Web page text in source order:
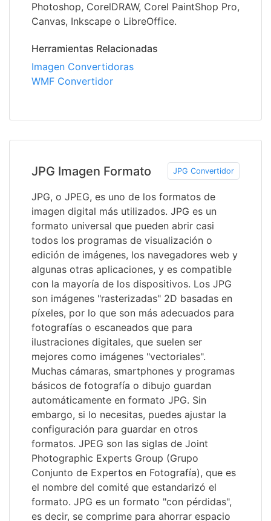
Photoshop, CorelDRAW, Corel PaintShop Pro,
Canvas, Inkscape o LibreOffice.
Herramientas Relacionadas
Imagen Convertidoras
WMF Convertidor
JPG Imagen Formato JPG Convertidor
JPG, o JPEG, es uno de los formatos de
imagen digital más utilizados. JPG es un
formato universal que pueden abrir casi
todos los programas de visualización o
edición de imágenes, los navegadores web y
algunas otras aplicaciones, y es compatible
con la mayoría de los dispositivos. Los JPG
son imágenes "rasterizadas" 2D basadas en
píxeles, por lo que son más adecuados para
fotografías o escaneados que para
ilustraciones digitales, que suelen ser
mejores como imágenes "vectoriales".
Muchas cámaras, smartphones y programas
básicos de fotografía o dibujo guardan
automáticamente en formato JPG. Sin
embargo, si lo necesitas, puedes ajustar la
configuración para guardar en otros
formatos. JPEG son las siglas de Joint
Photographic Experts Group (Grupo
Conjunto de Expertos en Fotografía), que es
el nombre del comité que estandarizó el
formato. JPG es un formato "con pérdidas",
es decir, se comprime para ahorrar espacio